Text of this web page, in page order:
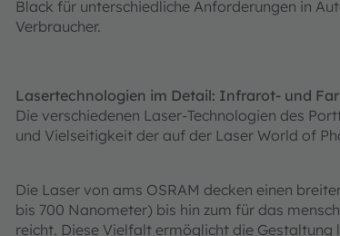
Black für unterschiedliche Anforderungen in
Verbraucher.
Lasertechnologien im Detail: Infrarot- und
Die verschiedenen Laser-Technologien des
und Vielseitigkeit der auf der Laser World of
Die Laser von ams OSRAM decken einen
bis 700 Nanometer) bis hin zum für das
reicht. Diese Vielfalt ermöglicht die Gestaltung